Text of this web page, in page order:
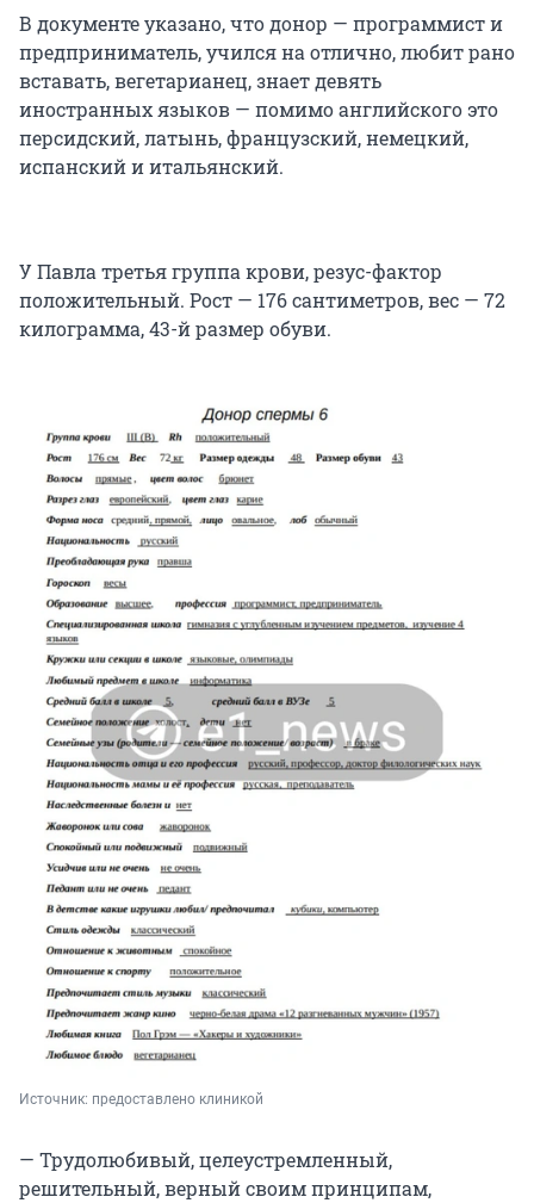
В документе указано, что донор — программист и
предприниматель, учился на отлично, любит рано
вставать, вегетарианец, знает девять
иностранных языков — помимо английского это
персидский, латынь, французский, немецкий,
испанский и итальянский.
У Павла третья группа крови, резус-фактор
положительный. Рост — 176 сантиметров, вес — 72
килограмма, 43-й размер обуви.
Источник: предоставлено клиникой
— Трудолюбивый, целеустремленный,
решительный, верный своим принципам,